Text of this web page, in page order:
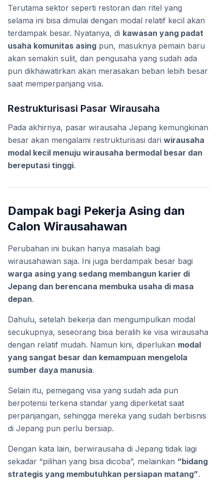
Terutama sektor seperti restoran dan ritel yang
selama ini bisa dimulai dengan modal relatif kecil akan
terdampak besar. Nyatanya, di kawasan yang padat
usaha komunitas asing pun, masuknya pemain baru
akan semakin sulit, dan pengusaha yang sudah ada
pun dikhawatirkan akan merasakan beban lebih besar
saat memperpanjang visa.
Restrukturisasi Pasar Wirausaha
Pada akhirnya, pasar wirausaha Jepang kemungkinan
besar akan mengalami restrukturisasi dari wirausaha
modal kecil menuju wirausaha bermodal besar dan
bereputasi tinggi.
Dampak bagi Pekerja Asing dan
Calon Wirausahawan
Perubahan ini bukan hanya masalah bagi
wirausahawan saja. Ini juga berdampak besar bagi
warga asing yang sedang membangun karier di
Jepang dan berencana membuka usaha di masa
depan.
Dahulu, setelah bekerja dan mengumpulkan modal
secukupnya, seseorang bisa beralih ke visa wirausaha
dengan relatif mudah. Namun kini, diperlukan modal
yang sangat besar dan kemampuan mengelola
sumber daya manusia.
Selain itu, pemegang visa yang sudah ada pun
berpotensi terkena standar yang diperketat saat
perpanjangan, sehingga mereka yang sudah berbisnis
di Jepang pun perlu bersiap.
Dengan kata lain, berwirausaha di Jepang tidak lagi
sekadar “pilihan yang bisa dicoba”, melainkan “bidang
strategis yang membutuhkan persiapan matang”.